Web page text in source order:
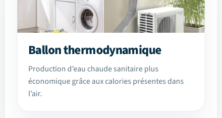
Ballon thermodynamique
Production d’eau chaude sanitaire plus
économique grâce aux calories présentes dans
l’air.